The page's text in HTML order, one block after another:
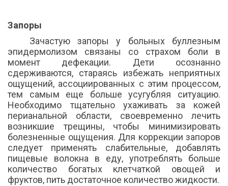
Запоры
Зачастую запоры у больных буллезным
эпидермолизом связаны со страхом боли в
момент дефекации. Дети осознанно
сдерживаются, стараясь избежать неприятных
ощущений, ассоциированных с этим процессом,
тем самым еще больше усугубляя ситуацию.
Необходимо тщательно ухаживать за кожей
перианальной области, своевременно лечить
возникшие трещины, чтобы минимизировать
болезненные ощущения. Для коррекции запоров
следует применять слабительные, добавлять
пищевые волокна в еду, употреблять больше
количество богатых клетчаткой овощей и
фруктов, пить достаточное количество жидкости.